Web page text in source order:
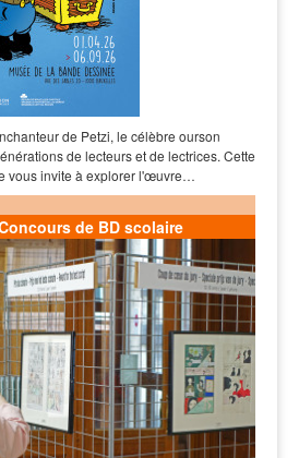
de Petzi, le célèbre ourson
de lecteurs et de lectrices. Cette
vous invite à explorer l'œuvre…
de BD scolaire